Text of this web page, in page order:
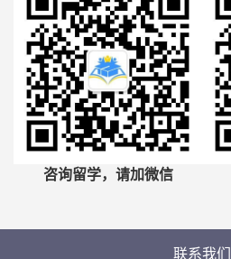
咨询留学，请加微信
联系我们